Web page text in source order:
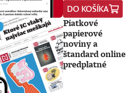
DO KOŠÍKA
Piatkové
papierové
noviny a
štandard online
predplatné